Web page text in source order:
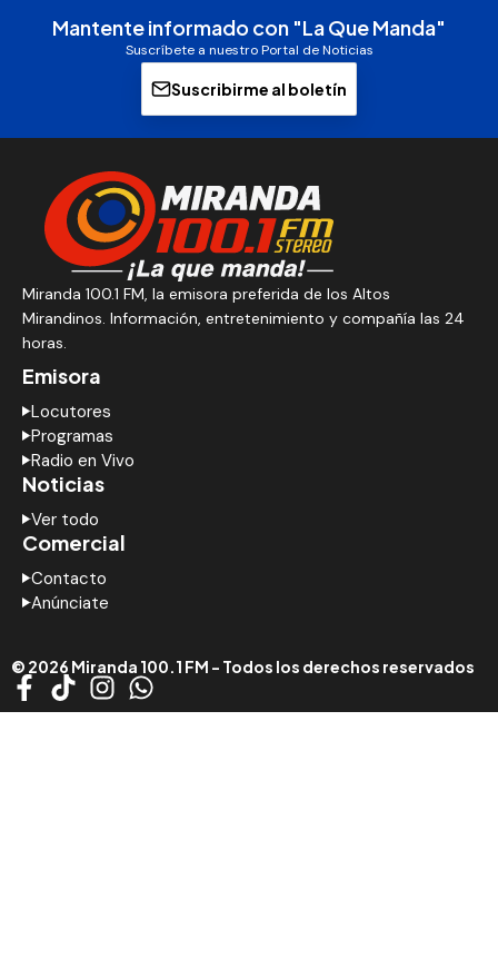
Mantente informado con "La Que Manda"
Suscríbete a nuestro Portal de Noticias
Suscribirme al boletín
Miranda 100.1 FM, la emisora preferida de los Altos
Mirandinos. Información, entretenimiento y compañía las 24
horas.
Emisora
Locutores
Programas
Radio en Vivo
Noticias
Ver todo
Comercial
Contacto
Anúnciate
© 2026 Miranda 100.1 FM - Todos los derechos reservados